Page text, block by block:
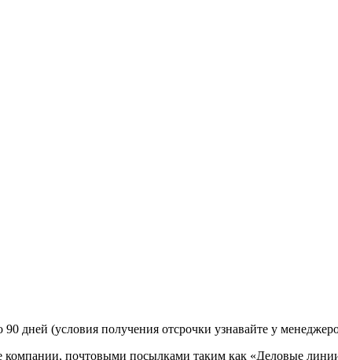
дней (условия получения отсрочки узнавайте у
компании, почтовыми посылками таким как «Деловые